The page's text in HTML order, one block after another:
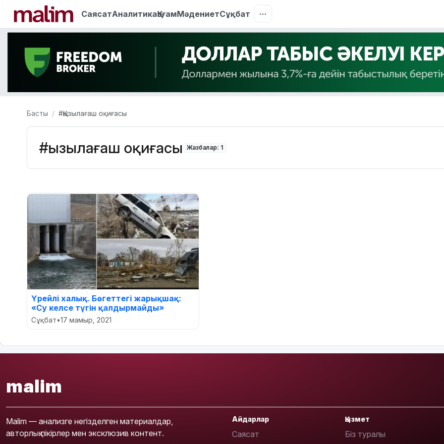
СаясатАналитикаҚоғамМәдениетСұқбат
Басты #Қызылағаш оқиғасы
#Қызылағаш оқиғасы Жазбалар: 1
Үрейлі халық. Бөгеттегі жарықшақ:
«Су келсе түгін қалдырмайды»
Сұқбат•17 мамыр, 2021
malim
Malim — анализге негізделген материалдар,
авторлық пікірлер мен эксклюзив контент.
Айдарлар
Саясат
Қызмет
Біз туралы